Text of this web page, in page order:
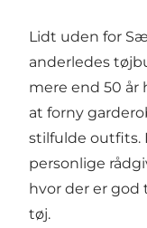
Lidt uden for
anderledes
mere end 50 år
at forny
stilfulde outfits.
personlige
hvor der er
tøj.